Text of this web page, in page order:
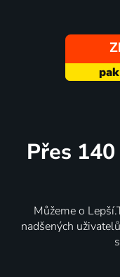
Přes
Můžeme o
nadšených